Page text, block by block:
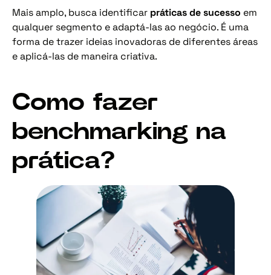
Mais amplo, busca identificar práticas de sucesso em
qualquer segmento e adaptá-las ao negócio. É uma
forma de trazer ideias inovadoras de diferentes áreas
e aplicá-las de maneira criativa.
Como fazer
benchmarking na
prática?